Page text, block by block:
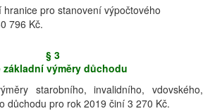
pro stanovení výpočtového
796 Kč.
§ 3
základní výměry důchodu
starobního, invalidního, vdovského,
důchodu pro rok 2019 činí 3 270 Kč.